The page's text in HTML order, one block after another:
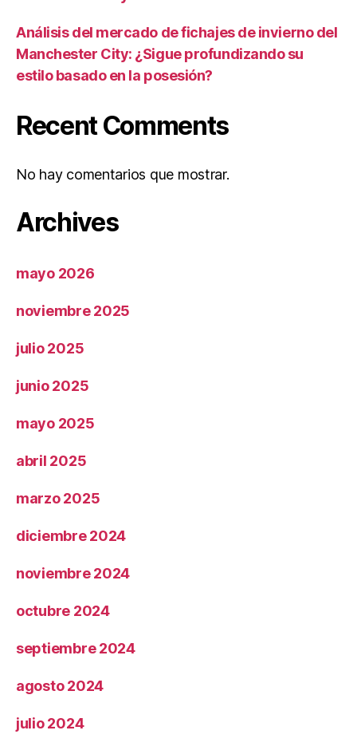
Análisis del mercado de fichajes de invierno del
Manchester City: ¿Sigue profundizando su
estilo basado en la posesión?
Recent Comments
No hay comentarios que mostrar.
Archives
mayo 2026
noviembre 2025
julio 2025
junio 2025
mayo 2025
abril 2025
marzo 2025
diciembre 2024
noviembre 2024
octubre 2024
septiembre 2024
agosto 2024
julio 2024